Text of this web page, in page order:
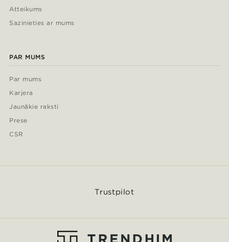
Atteikums
Sazinieties ar mums
PAR MUMS
Par mums
Karjera
Jaunākie raksti
Prese
CSR
Trustpilot